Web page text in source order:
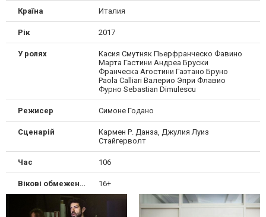
Країна Италия
Рік 2017
У ролях
Касия Смутняк Пьерфранческо Фавино
Марта Гастини Андреа Бруски
Франческа Агостини Гаэтано Бруно
Paola Calliari Валерио Эпри Флавио
Фурно Sebastian Dimulescu
Режисер Симоне Годано
Сценарій
Кармен Р. Данза, Джулия Луиз
Стайгерволт
Час 106
Вікові обмеження 16+